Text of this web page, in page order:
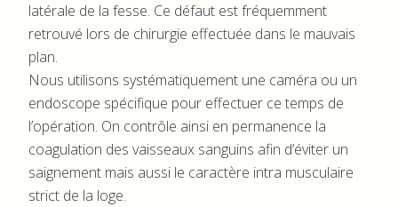
latérale de la fesse. Ce défaut est fréquemment
retrouvé lors de chirurgie effectuée dans le mauvais
plan.
Nous utilisons systématiquement une caméra ou un
endoscope spécifique pour effectuer ce temps de
l’opération. On contrôle ainsi en permanence la
coagulation des vaisseaux sanguins afin d’éviter un
saignement mais aussi le caractère intra musculaire
strict de la loge.